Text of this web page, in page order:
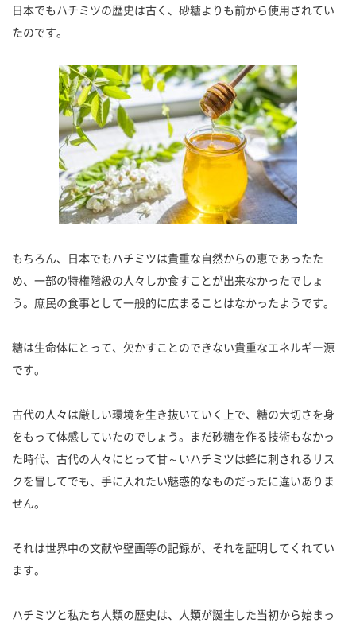
日本でもハチミツの歴史は古く、砂糖よりも前から使用されてい
たのです。
もちろん、日本でもハチミツは貴重な自然からの恵であったた
め、一部の特権階級の人々しか食すことが出来なかったでしょ
う。庶民の食事として一般的に広まることはなかったようです。
糖は生命体にとって、欠かすことのできない貴重なエネルギー源
です。
古代の人々は厳しい環境を生き抜いていく上で、糖の大切さを身
をもって体感していたのでしょう。まだ砂糖を作る技術もなかっ
た時代、古代の人々にとって甘～いハチミツは蜂に刺されるリス
クを冒してでも、手に入れたい魅惑的なものだったに違いありま
せん。
それは世界中の文献や壁画等の記録が、それを証明してくれてい
ます。
ハチミツと私たち人類の歴史は、人類が誕生した当初から始まっ